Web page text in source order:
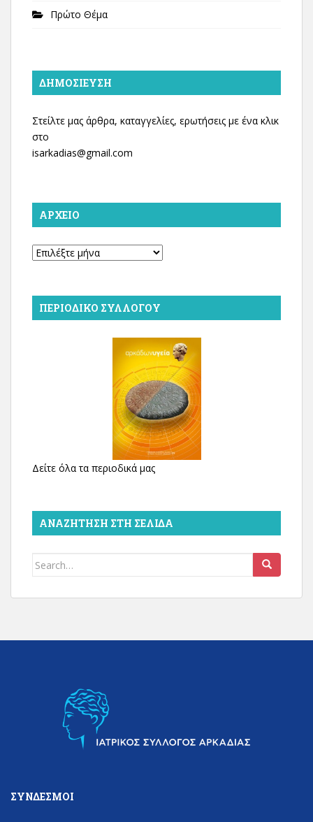
Πρώτο Θέμα
ΔΗΜΟΣΊΕΥΣΗ
Στείλτε μας άρθρα, καταγγελίες, ερωτήσεις με ένα κλικ
στο
isarkadias@gmail.com
ΑΡΧΕΊΟ
Αρχείο
ΠΕΡΙΟΔΙΚΌ ΣΥΛΛΌΓΟΥ
Δείτε όλα τα περιοδικά μας
ΑΝΑΖΉΤΗΣΗ ΣΤΗ ΣΕΛΊΔΑ
Search
ΣΎΝΔΕΣΜΟΙ